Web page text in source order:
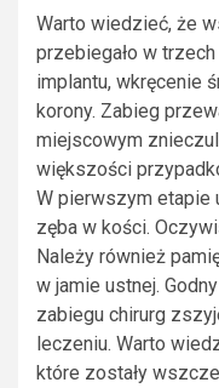
Warto wiedzieć, że
przebiegało w
implantu, wkręcenie
korony. Zabieg
miejscowym
większości
W pierwszym etapie
zęba w kości.
Należy również
w jamie ustnej.
zabiegu chirurg
leczeniu. Warto
które zostały